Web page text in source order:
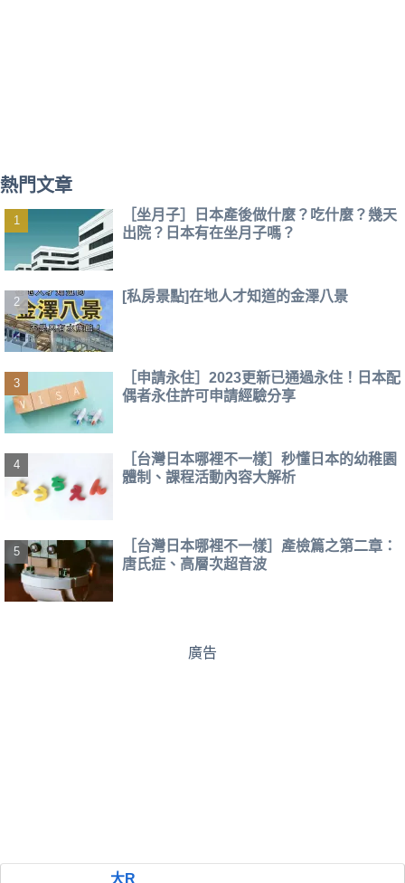
熱門文章
［坐月子］日本產後做什麼？吃什麼？幾天
出院？日本有在坐月子嗎？
[私房景點]在地人才知道的金澤八景
［申請永住］2023更新已通過永住！日本配
偶者永住許可申請經驗分享
［台灣日本哪裡不一樣］秒懂日本的幼稚園
體制、課程活動內容大解析
［台灣日本哪裡不一樣］產檢篇之第二章：
唐氏症、高層次超音波
廣告
大R